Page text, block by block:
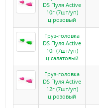
DS Пуля Active
10г (7шт/уп)
ц:розовый
Груз-головка
DS Пуля Active
10г (7шт/уп)
ц:салатовый
Груз-головка
DS Пуля Active
12г (7шт/уп)
ц:розовый